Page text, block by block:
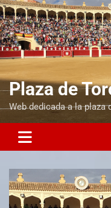
Plaza de
Web dedicada a la plaza